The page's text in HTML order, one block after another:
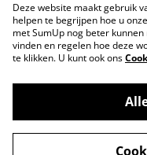
Neem contact
ons op
©2026Onderdelen
Deze website maakt gebruik
helpen te begrijpen hoe u
met SumUp nog beter
vinden en regelen hoe deze
te klikken. U kunt ook ons